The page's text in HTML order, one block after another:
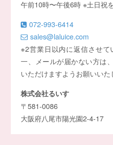
午前10時〜午後6時 ※土日祝
072-993-6414
sales@laluice.com
※2営業日以内に返信させ
一、メールが届かない方は
いただけますようお願いいた
株式会社るいす
〒581-0086
大阪府八尾市陽光園2-4-17